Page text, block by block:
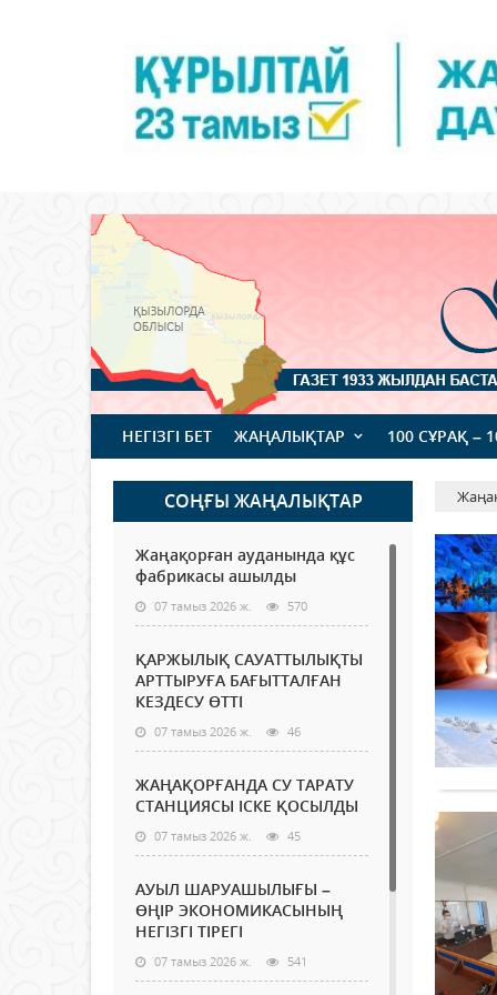
НЕГІЗГІ БЕТ ЖАҢАЛЫҚТАР 100 СҰРАҚ –
СОҢҒЫ ЖАҢАЛЫҚТАР
Жаңақорған ауданында құс
фабрикасы ашылды
07 тамыз 2026 ж. 570
ҚАРЖЫЛЫҚ САУАТТЫЛЫҚТЫ
АРТТЫРУҒА БАҒЫТТАЛҒАН
КЕЗДЕСУ ӨТТІ
07 тамыз 2026 ж. 46
ЖАҢАҚОРҒАНДА СУ ТАРАТУ
СТАНЦИЯСЫ ІСКЕ ҚОСЫЛДЫ
07 тамыз 2026 ж. 45
АУЫЛ ШАРУАШЫЛЫҒЫ –
ӨҢІР ЭКОНОМИКАСЫНЫҢ
НЕГІЗГІ ТІРЕГІ
07 тамыз 2026 ж. 541